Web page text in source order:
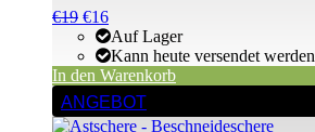
Ursprünglicher
Preis
war:
€19
€19Aktueller
Preis
ist:
€19.
€16
Auf Lager
Kann heute versendet werden
In den Warenkorb
ANGEBOT